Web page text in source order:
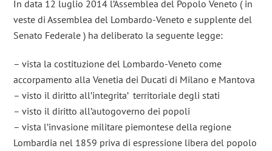
In data 12 luglio 2014 l’Assemblea del Popolo Veneto ( in
veste di Assemblea del Lombardo-Veneto e supplente del
Senato Federale ) ha deliberato la seguente legge:
– vista la costituzione del Lombardo-Veneto come
accorpamento alla Venetia dei Ducati di Milano e Mantova
– visto il diritto all’integrita’ territoriale degli stati
– visto il diritto all’autogoverno dei popoli
– vista l’invasione militare piemontese della regione
Lombardia nel 1859 priva di espressione libera del popolo